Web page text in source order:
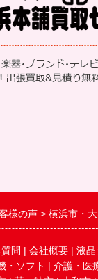
様の声 横浜市・
問 | 会社概要 | 液晶
・ソフト | 介護・医